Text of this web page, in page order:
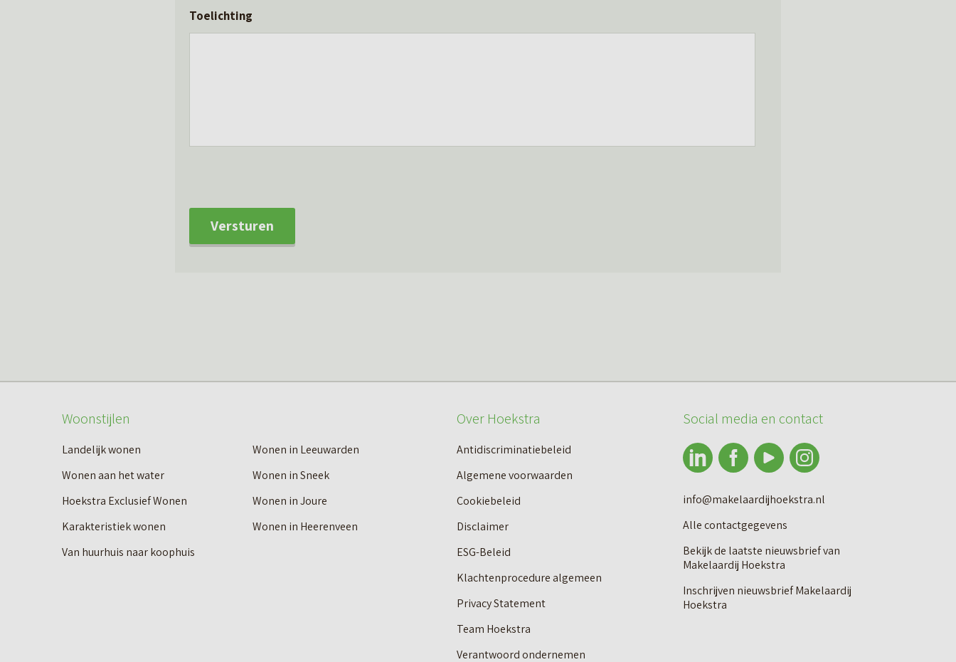
Toelichting
Versturen
Woonstijlen
Landelijk wonen
Wonen in Leeuwarden
Wonen aan het water
Wonen in Sneek
Hoekstra Exclusief Wonen
Wonen in Joure
Karakteristiek wonen
Wonen in Heerenveen
Van huurhuis naar koophuis
Over Hoekstra
Antidiscriminatiebeleid
Algemene voorwaarden
Cookiebeleid
Disclaimer
ESG-Beleid
Klachtenprocedure algemeen
Privacy Statement
Team Hoekstra
Verantwoord ondernemen
Social media en contact
info@makelaardijhoekstra.nl
Alle contactgegevens
Bekijk de laatste nieuwsbrief van
Makelaardij Hoekstra
Inschrijven nieuwsbrief Makelaardij
Hoekstra